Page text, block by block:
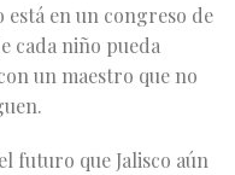
en un congreso de
cada niño pueda
un maestro que no
futuro que Jalisco aún